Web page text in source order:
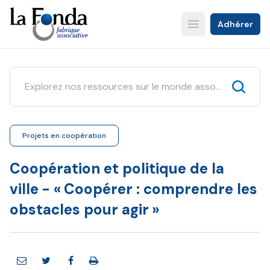
Aller
au
contenu
principal
Open main menu
Adhérer
Projets en coopération
Coopération et politique de la
ville - « Coopérer : comprendre les
obstacles pour agir »